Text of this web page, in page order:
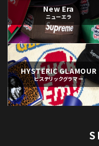
New Era
ニューエラ
HYSTERIC GLAMOUR
ヒステリックグラマー